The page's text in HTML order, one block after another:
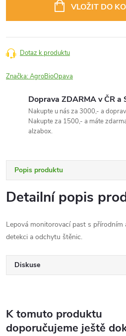
VLOŽIT DO
Dotaz k produktu
Značka:AgroBioOpava
Doprava ZDARMA v ČR a
Nakupte u nás za 3000,- a
Nakupte za 1500,- a máte
alzabox.
Popis produktu
Detailní popis
Lepová monitorovací past s přírodním
detekci a odchytu štěnic.
Diskuse
K tomuto produktu
doporučujeme ještě